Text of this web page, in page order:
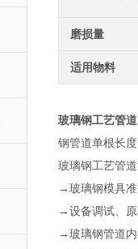
磨损量
适用物料
玻璃钢工艺管
钢管道单根长
玻璃钢工艺管
→玻璃钢模具
→设备调试、
→玻璃钢管道